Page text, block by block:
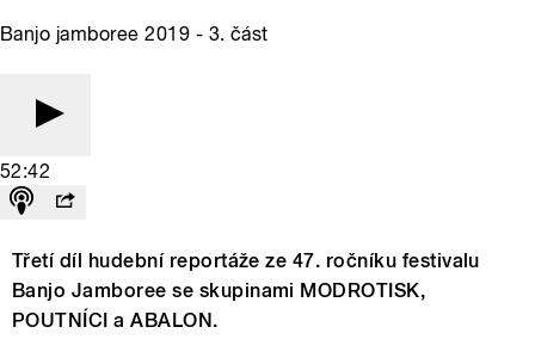
Banjo jamboree 2019 - 3. část
52:42
Třetí díl hudební reportáže ze 47. ročníku festivalu
Banjo Jamboree se skupinami MODROTISK,
POUTNÍCI a ABALON.